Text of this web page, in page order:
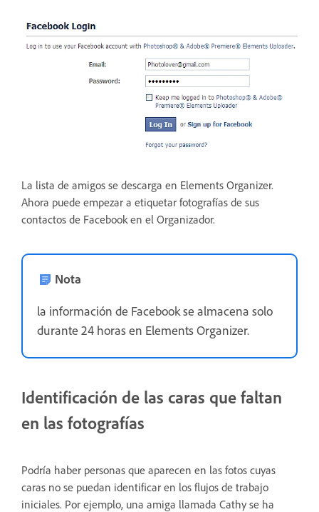
La lista de amigos se descarga en Elements Organizer.
Ahora puede empezar a etiquetar fotografías de sus
contactos de Facebook en el Organizador.
Nota
la información de Facebook se almacena solo
durante 24 horas en Elements Organizer.
Identificación de las caras que faltan
en las fotografías
Podría haber personas que aparecen en las fotos cuyas
caras no se puedan identificar en los flujos de trabajo
iniciales. Por ejemplo, una amiga llamada Cathy se ha